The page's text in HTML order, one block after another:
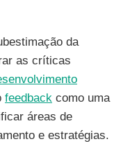
da
as críticas
feedback como uma
áreas de
e estratégias.